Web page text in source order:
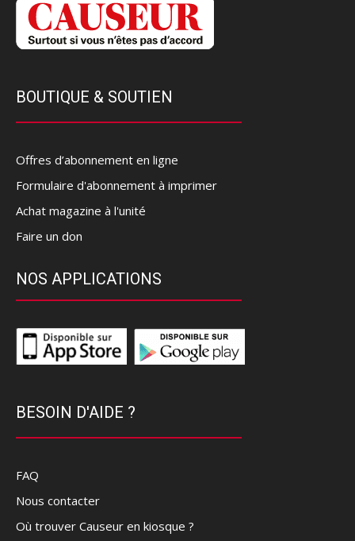
BOUTIQUE & SOUTIEN
Offres d’abonnement en ligne
Formulaire d'abonnement à imprimer
Achat magazine à l'unité
Faire un don
NOS APPLICATIONS
BESOIN D'AIDE ?
FAQ
Nous contacter
Où trouver Causeur en kiosque ?